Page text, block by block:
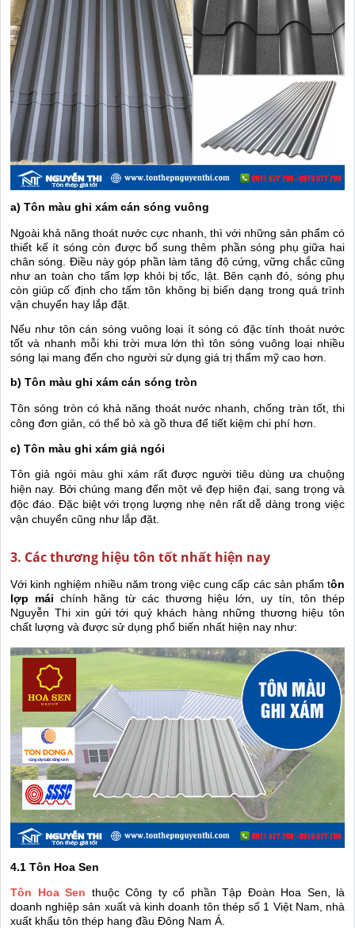
a) Tôn màu ghi xám cán sóng vuông
Ngoài khả năng thoát nước cực nhanh, thì với những sản phẩm có
thiết kế ít sóng còn được bổ sung thêm phần sóng phụ giữa hai
chân sóng. Điều này góp phần làm tăng độ cứng, vững chắc cũng
như an toàn cho tấm lợp khỏi bị tốc, lật. Bên cạnh đó, sóng phụ
còn giúp cố định cho tấm tôn không bị biến dạng trong quá trình
vận chuyển hay lắp đặt.
Nếu như tôn cán sóng vuông loại ít sóng có đặc tính thoát nước
tốt và nhanh mỗi khi trời mưa lớn thì tôn sóng vuông loại nhiều
sóng lại mang đến cho người sử dụng giá trị thẩm mỹ cao hơn.
b) Tôn màu ghi xám cán sóng tròn
Tôn sóng tròn có khả năng thoát nước nhanh, chống tràn tốt, thi
công đơn giản, có thể bỏ xà gồ thưa để tiết kiệm chi phí hơn.
c) Tôn màu ghi xám giả ngói
Tôn giả ngói màu ghi xám rất được người tiêu dùng ưa chuộng
hiện nay. Bởi chúng mang đến một vẻ đẹp hiện đại, sang trọng và
độc đáo. Đặc biệt với trọng lượng nhẹ nên rất dễ dàng trong việc
vận chuyển cũng như lắp đặt.
3. Các thương hiệu tôn tốt nhất hiện nay
Với kinh nghiệm nhiều năm trong việc cung cấp các sản phẩm tôn
lợp mái chính hãng từ các thương hiệu lớn, uy tín, tôn thép
Nguyễn Thi xin gửi tới quý khách hàng những thương hiệu tôn
chất lượng và được sử dụng phổ biến nhất hiện nay như:
4.1 Tôn Hoa Sen
Tôn Hoa Sen thuộc Công ty cổ phần Tập Đoàn Hoa Sen, là
doanh nghiệp sản xuất và kinh doanh tôn thép số 1 Việt Nam, nhà
xuất khẩu tôn thép hang đầu Đông Nam Á.